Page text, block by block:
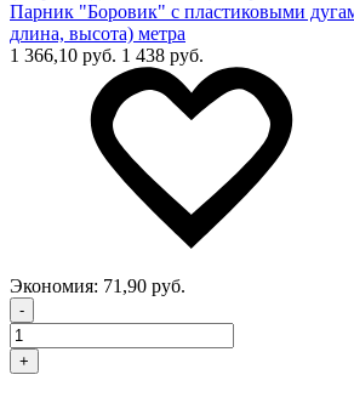
Парник "Боровик" с пластиковыми
длина, высота) метра
1 366,10 руб. 1 438 руб.
Экономия: 71,90 руб.
-
+